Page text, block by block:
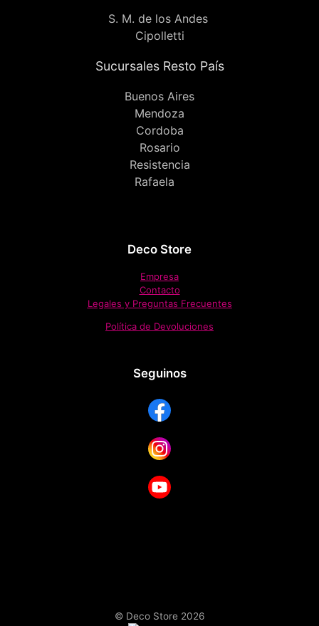
S. M. de los Andes
Cipolletti
Sucursales Resto País
Buenos Aires
Mendoza
Cordoba
Rosario
Resistencia
Rafaela
Deco Store
Empresa
Contacto
Legales y Preguntas Frecuentes
Política de Devoluciones
Seguinos
© Deco Store 2026